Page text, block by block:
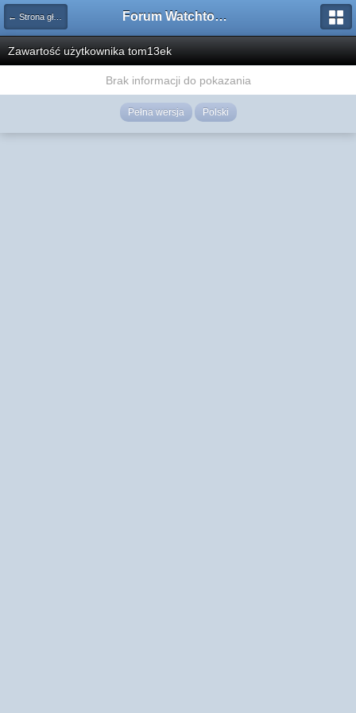
← Strona główna Forum Watchtower
Zawartość użytkownika tom13ek
Brak informacji do pokazania
Pełna wersja Polski